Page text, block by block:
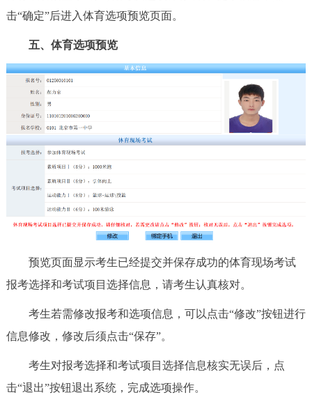
击“确定”后进入体育选项预览页面。
五、体育选项预览
预览页面显示考生已经提交并保存成功的体育现场考试
报考选择和考试项目选择信息，请考生认真核对。
考生若需修改报考和选项信息，可以点击“修改”按钮进行
信息修改，修改后须点击“保存”。
考生对报考选择和考试项目选择信息核实无误后，点
击“退出”按钮退出系统，完成选项操作。